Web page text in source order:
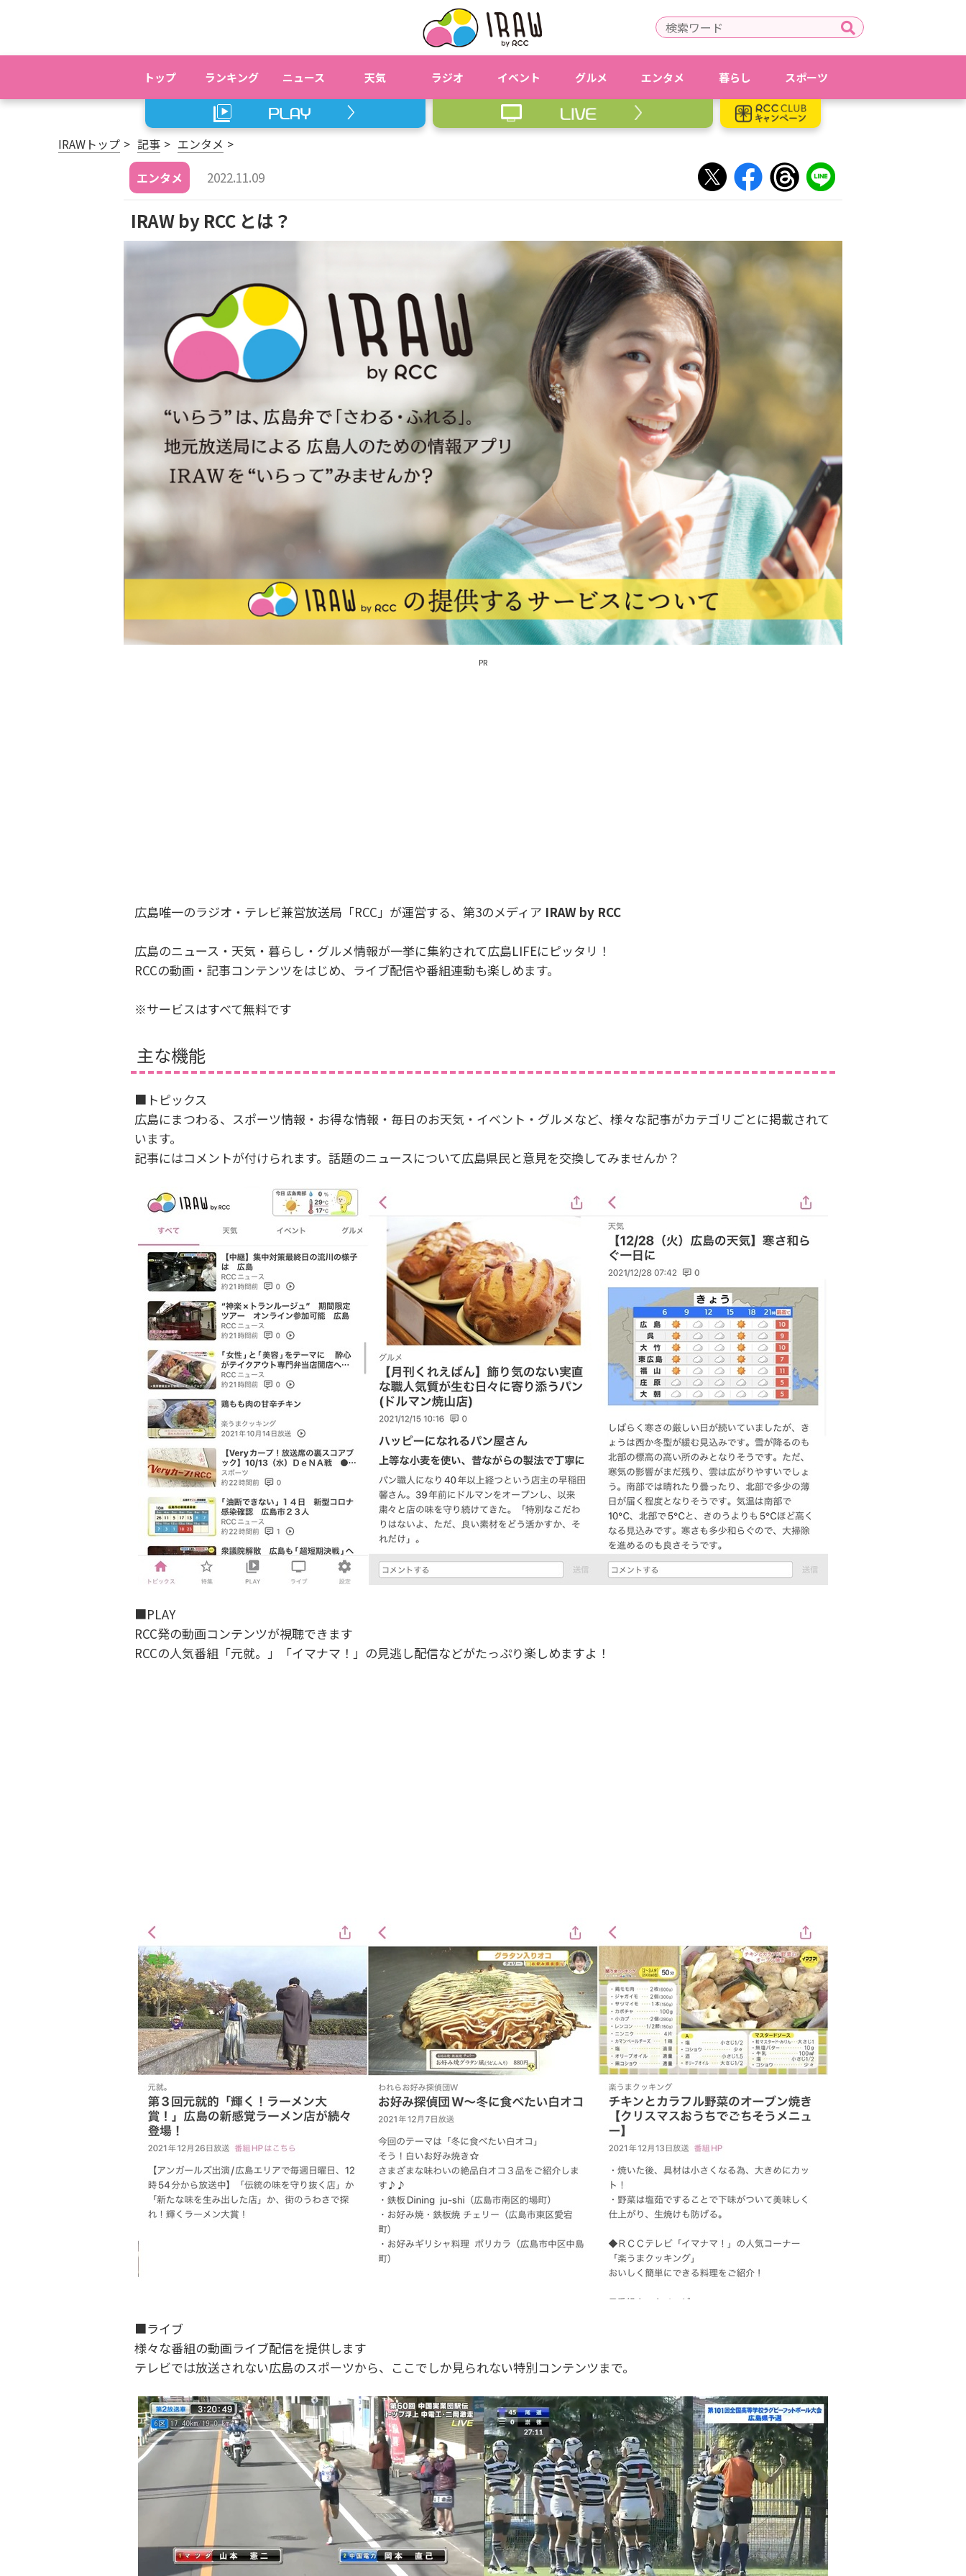
トップ ランキング ニュース 天気 ラジオ イベント グルメ エンタメ 暮らし スポーツ
IRAWトップ 記事
エンタメ
エンタメ
2022.11.09
IRAW by RCC とは？
PR
広島唯一のラジオ・テレビ兼営放送局「RCC」が運営する、第3のメディア IRAW by RCC
広島のニュース・天気・暮らし・グルメ情報が一挙に集約されて広島LIFEにピッタリ！
RCCの動画・記事コンテンツをはじめ、ライブ配信や番組連動も楽しめます。
※サービスはすべて無料です
主な機能
■トピックス
広島にまつわる、スポーツ情報・お得な情報・毎日のお天気・イベント・グルメなど、様々な記事がカテゴリごとに掲載されて
います。
記事にはコメントが付けられます。話題のニュースについて広島県民と意見を交換してみませんか？
■PLAY
RCC発の動画コンテンツが視聴できます
RCCの人気番組「元就。」「イマナマ！」の見逃し配信などがたっぷり楽しめますよ！
■ライブ
様々な番組の動画ライブ配信を提供します
テレビでは放送されない広島のスポーツから、ここでしか見られない特別コンテンツまで。